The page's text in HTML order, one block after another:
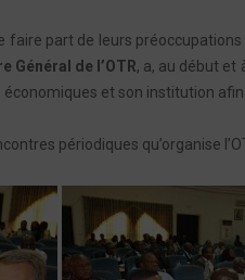
faire part de leurs
Général de l’OTR, a, au début et
et son institution
périodiques qu’organise